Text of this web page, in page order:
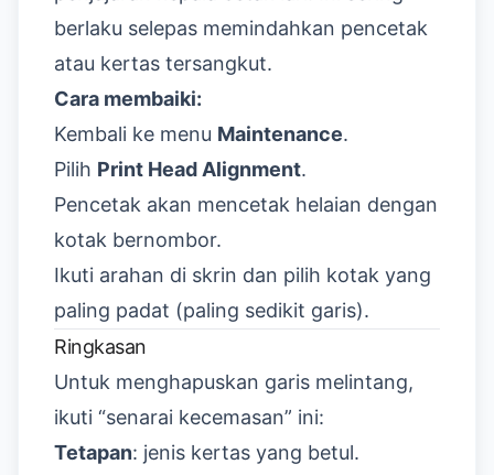
berlaku selepas memindahkan pencetak
atau kertas tersangkut.
Cara membaiki:
Kembali ke menu Maintenance.
Pilih Print Head Alignment.
Pencetak akan mencetak helaian dengan
kotak bernombor.
Ikuti arahan di skrin dan pilih kotak yang
paling padat (paling sedikit garis).
Ringkasan
Untuk menghapuskan garis melintang,
ikuti “senarai kecemasan” ini:
Tetapan: jenis kertas yang betul.